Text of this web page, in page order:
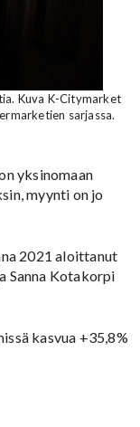
Kuva K-Citymarket
sarjassa.
yksinomaan
myynti on jo
2021 aloittanut
Sanna Kotakorpi
kasvua +35,8%